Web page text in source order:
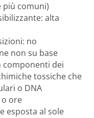
più comuni)
alta
no
non su base
componenti dei
tossiche che
o DNA
ore
esposta al sole